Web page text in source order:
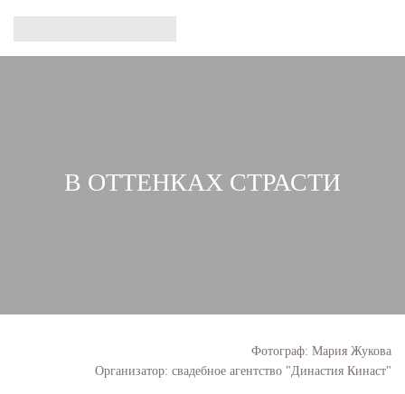
В ОТТЕНКАХ СТРАСТИ
Фотограф: Мария Жукова
Организатор: свадебное агентство "Династия Кинаст"